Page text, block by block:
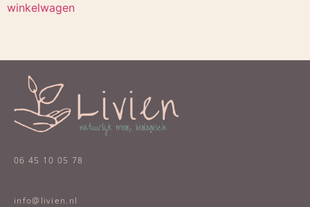
winkelwagen
06 45 10 05 78
info@livien.nl